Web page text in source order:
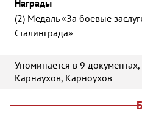
Награды
(2) Медаль «За боевые
Сталинграда»
Упоминается в 9 документах
Карнаухов, Карноухов